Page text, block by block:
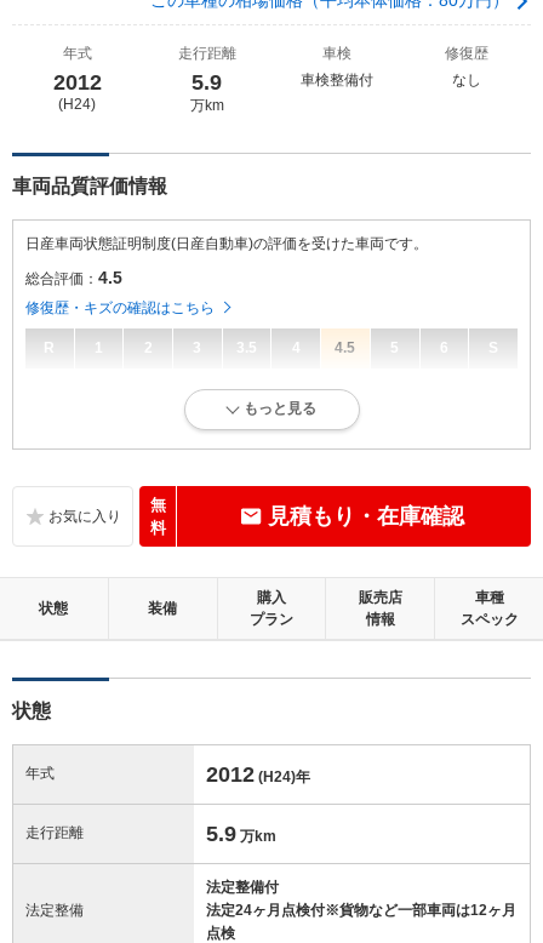
年式
2012
(H24)
走行距離
5.9
万km
車検
車検整備付
修復歴
なし
車両品質評価情報
日産車両状態証明制度(日産自動車)の評価を受けた車両です。
総合評価： 4.5
修復歴・キズの確認はこちら
R 1 2 3 3.5 4 4.5 5 6 S
走行距離10万キロ以内。キズ・へこみ等が少なく良好な状態です。
もっと見る
無
料
見積もり・在庫確認
状態 装備
購入
プラン
販売店
情報
車種
スペック
状態
年式 2012 (H24)年
走行距離 5.9 万km
法定整備
法定整備付
法定24ヶ月点検付※貨物など一部車両は12ヶ月
点検